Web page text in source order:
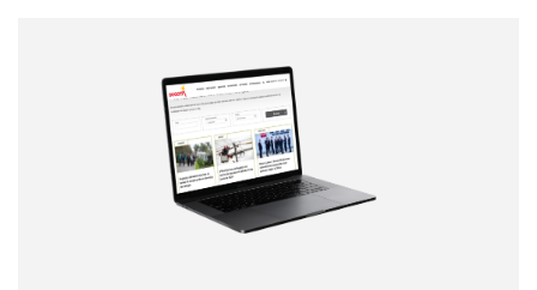
Correo electrónico
Tipo de comentario